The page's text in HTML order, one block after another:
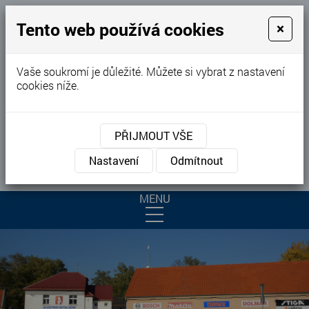
Značkové elektrické ruční nářadí
Kontaktujte nás
KONTAKTUJTE NÁS
MENU
ÚVOD
ELEKTROINSTALAČNÍ MATERIÁL
RUČNÍ NÁŘADÍ
Tento web používá cookies ×
Vaše soukromí je důležité. Můžete si vybrat z nastavení
cookies níže.
PŘIJMOUT VŠE
Nastavení
Odmítnout